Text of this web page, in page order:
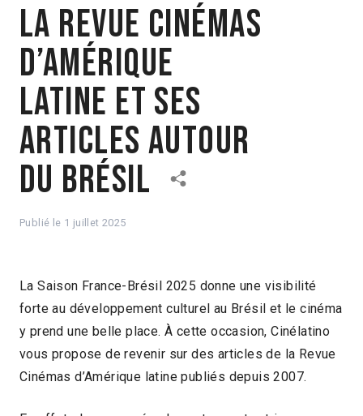
La Revue Cinémas
d’Amérique
latine et ses
articles autour
du Brésil
Publié le 1 juillet 2025
La Saison France-Brésil 2025 donne une visibilité
forte au développement culturel au Brésil et le cinéma
y prend une belle place. À cette occasion, Cinélatino
vous propose de revenir sur des articles de la Revue
Cinémas d’Amérique latine publiés depuis 2007.